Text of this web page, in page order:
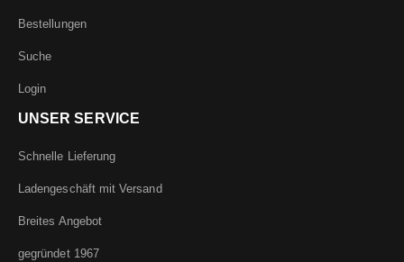
Bestellungen
Suche
Login
UNSER SERVICE
Schnelle Lieferung
Ladengeschäft mit Versand
Breites Angebot
gegründet 1967